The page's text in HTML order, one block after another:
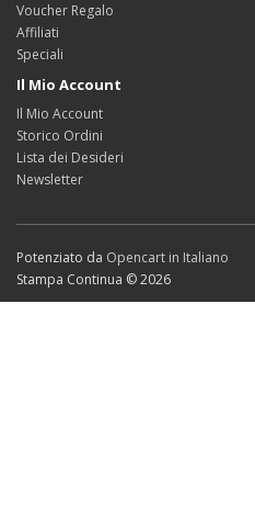
Voucher Regalo
Affiliati
Speciali
Il Mio Account
Il Mio Account
Storico Ordini
Lista dei Desideri
Newsletter
Potenziato da Opencart in Italiano
Stampa Continua © 2026